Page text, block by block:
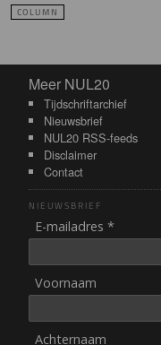
COLUMN
Meer NUL20
Meer NUL20
Tijdschriftarchief
Nieuwsbrief
NUL20 RSS-feeds
Disclaimer
Contact
NIEUWSBRIEF
E-mailadres *
Voornaam
Achternaam